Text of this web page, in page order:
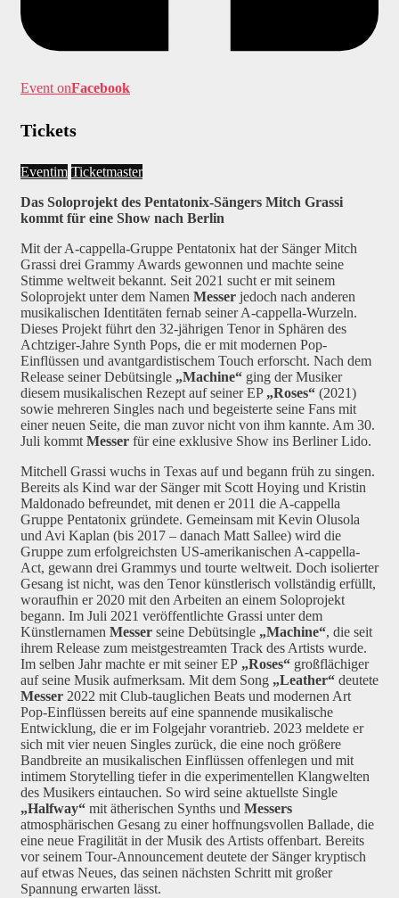
Event onFacebook
Tickets
Eventim Ticketmaster
Das Soloprojekt des Pentatonix-Sängers Mitch Grassi
kommt für eine Show nach Berlin
Mit der A-cappella-Gruppe Pentatonix hat der Sänger Mitch
Grassi drei Grammy Awards gewonnen und machte seine
Stimme weltweit bekannt. Seit 2021 sucht er mit seinem
Soloprojekt unter dem Namen Messer jedoch nach anderen
musikalischen Identitäten fernab seiner A-cappella-Wurzeln.
Dieses Projekt führt den 32-jährigen Tenor in Sphären des
Achtziger-Jahre Synth Pops, die er mit modernen Pop-
Einflüssen und avantgardistischem Touch erforscht. Nach dem
Release seiner Debütsingle „Machine“ ging der Musiker
diesem musikalischen Rezept auf seiner EP „Roses“ (2021)
sowie mehreren Singles nach und begeisterte seine Fans mit
einer neuen Seite, die man zuvor nicht von ihm kannte. Am 30.
Juli kommt Messer für eine exklusive Show ins Berliner Lido.
Mitchell Grassi wuchs in Texas auf und begann früh zu singen.
Bereits als Kind war der Sänger mit Scott Hoying und Kristin
Maldonado befreundet, mit denen er 2011 die A-cappella
Gruppe Pentatonix gründete. Gemeinsam mit Kevin Olusola
und Avi Kaplan (bis 2017 – danach Matt Sallee) wird die
Gruppe zum erfolgreichsten US-amerikanischen A-cappella-
Act, gewann drei Grammys und tourte weltweit. Doch isolierter
Gesang ist nicht, was den Tenor künstlerisch vollständig erfüllt,
woraufhin er 2020 mit den Arbeiten an einem Soloprojekt
begann. Im Juli 2021 veröffentlichte Grassi unter dem
Künstlernamen Messer seine Debütsingle „Machine“, die seit
ihrem Release zum meistgestreamten Track des Artists wurde.
Im selben Jahr machte er mit seiner EP „Roses“ großflächiger
auf seine Musik aufmerksam. Mit dem Song „Leather“ deutete
Messer 2022 mit Club-tauglichen Beats und modernen Art
Pop-Einflüssen bereits auf eine spannende musikalische
Entwicklung, die er im Folgejahr vorantrieb. 2023 meldete er
sich mit vier neuen Singles zurück, die eine noch größere
Bandbreite an musikalischen Einflüssen offenlegen und mit
intimem Storytelling tiefer in die experimentellen Klangwelten
des Musikers eintauchen. So wird seine aktuellste Single
„Halfway“ mit ätherischen Synths und Messers
atmosphärischen Gesang zu einer hoffnungsvollen Ballade, die
eine neue Fragilität in der Musik des Artists offenbart. Bereits
vor seinem Tour-Announcement deutete der Sänger kryptisch
auf etwas Neues, das seinen nächsten Schritt mit großer
Spannung erwarten lässt.